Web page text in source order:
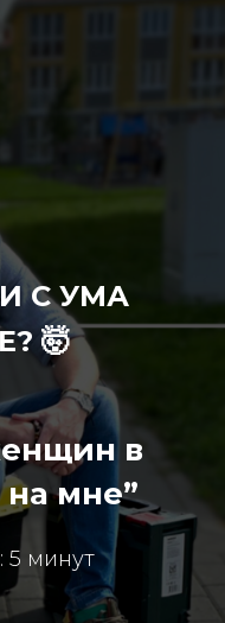
С УМА
🤯
в
мне”
5 минут